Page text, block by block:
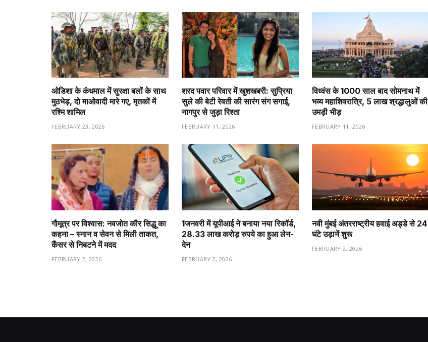
ओडिशा के कंधमाल में सुरक्षा बलों के साथ
मुठभेड़, दो माओवादी मारे गए, मृतकों में
रश्मि शामिल
FEBRUARY 23, 2026
शरद पवार परिवार में खुशखबरी: सुप्रिया
सुले की बेटी रेवती की सारंग संग सगाई,
नागपुर से जुड़ा रिश्ता
FEBRUARY 11, 2026
विध्वंस के 1000 साल बाद सोमनाथ में
भव्य महाशिवरात्रि, 5 लाख श्रद्धालुओं की
उमड़ी भीड़
FEBRUARY 11, 2026
गौमूत्र पर विश्वास: नवजोत कौर सिद्धू का
कहना – स्नान व सेवन से मिली ताकत,
कैंसर से निबटने में मदद
FEBRUARY 2, 2026
1️जनवरी में यूपीआई ने बनाया नया रिकॉर्ड,
28.33 लाख करोड़ रुपये का हुआ लेन-
देन
FEBRUARY 2, 2026
नवी मुंबई अंतरराष्ट्रीय हवाई अड्डे से 24
घंटे उड़ानें शुरू
FEBRUARY 2, 2026